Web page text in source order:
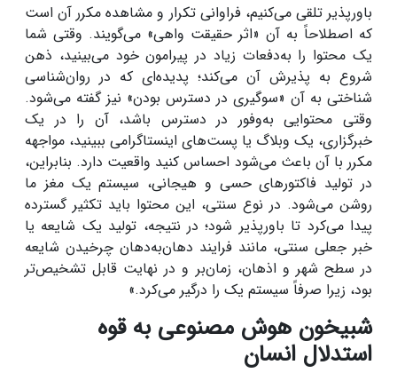
باورپذیر تلقی می‌کنیم، فراوانی تکرار و مشاهده مکرر آن است
که اصطلاحاً به آن «اثر حقیقت واهی» می‌گویند. وقتی شما
یک محتوا را به‌دفعات زیاد در پیرامون خود می‌بینید، ذهن
شروع به پذیرش آن می‌کند؛ پدیده‌ای که در روان‌شناسی
شناختی به آن «سوگیری در دسترس بودن» نیز گفته می‌شود.
وقتی محتوایی به‌وفور در دسترس باشد، آن را در یک
خبرگزاری، یک وبلاگ یا پست‌های اینستاگرامی ببینید، مواجهه
مکرر با آن باعث می‌شود احساس کنید واقعیت دارد. بنابراین،
در تولید فاکتورهای حسی و هیجانی، سیستم یک مغز ما
روشن می‌شود. در نوع سنتی، این محتوا باید تکثیر گسترده
پیدا می‌کرد تا باورپذیر شود؛ در نتیجه، تولید یک شایعه یا
خبر جعلی سنتی، مانند فرایند دهان‌به‌دهان چرخیدن شایعه
در سطح شهر و اذهان، زمان‌بر و در نهایت قابل تشخیص‌تر
بود، زیرا صرفاً سیستم یک را درگیر می‌کرد.»
شبیخون هوش مصنوعی به قوه
استدلال انسان